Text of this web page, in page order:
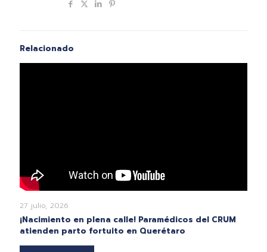
Relacionado
27 julio, 2026
¡Nacimiento en plena calle! Paramédicos del CRUM
atienden parto fortuito en Querétaro